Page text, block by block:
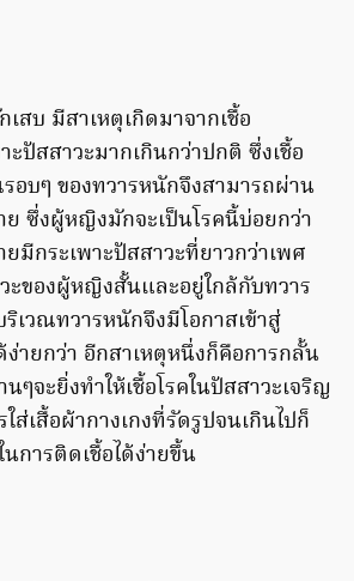
เสบ มีสาเหตุเกิดมาจากเชื้อ
ะปัสสาวะมากเกินกว่าปกติ ซึ่งเชื้อ
อบๆ ของทวารหนักจึงสามารถผ่าน
ย ซึ่งผู้หญิงมักจะเป็นโรคนี้บ่อยกว่า
มีกระเพาะปัสสาวะที่ยาวกว่าเพศ
ของผู้หญิงสั้นและอยู่ใกล้กับทวาร
เวณทวารหนักจึงมีโอกาสเข้าสู่
ง่ายกว่า อีกสาเหตุหนึ่งก็คือการกลั้น
ๆจะยิ่งทำให้เชื้อโรคในปัสสาวะเจริญ
ส่เสื้อผ้ากางเกงที่รัดรูปจนเกินไปก็
นการติดเชื้อได้ง่ายขึ้น